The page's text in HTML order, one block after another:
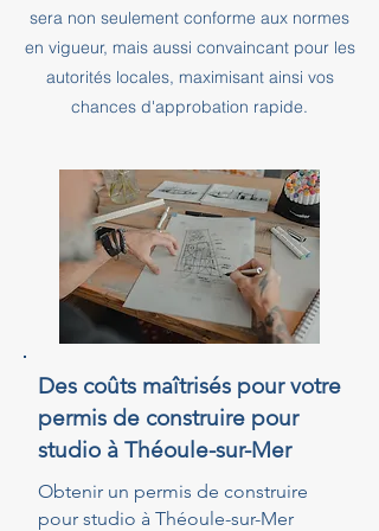
sera non seulement conforme aux normes
en vigueur, mais aussi convaincant pour les
autorités locales, maximisant ainsi vos
chances d'approbation rapide.
Des coûts maîtrisés pour votre
permis de construire pour
studio à Théoule-sur-Mer
Obtenir un permis de construire
pour studio à Théoule-sur-Mer